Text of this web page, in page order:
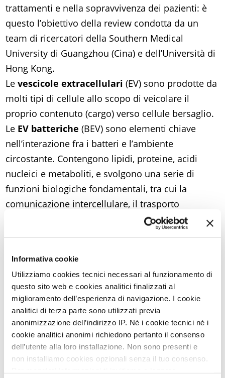
Informativa cookie
Utilizziamo cookies tecnici necessari al funzionamento di
questo sito web e cookies analitici finalizzati al
miglioramento dell’esperienza di navigazione. I cookie
analitici di terza parte sono utilizzati previa
anonimizzazione dell’indirizzo IP. Né i cookie tecnici né i
cookie analitici anonimi richiedono pertanto il consenso
dell’utente alla loro installazione. Non sono presenti e
non installiamo cookies opzionali senza il tuo consenso.
trattamenti e nella sopravvivenza dei pazienti: è
questo l’obiettivo della review condotta da un
team di ricercatori della Southern Medical
University di Guangzhou (Cina) e dell’Università di
Hong Kong.
Levescicole extracellulari (EV) sono prodotte da
molti tipi di cellule allo scopo di veicolare il
proprio contenuto (cargo) verso cellule bersaglio.
Le EV batteriche (BEV) sono elementi chiave
nell’interazione fra i batteri e l’ambiente
circostante. Contengono lipidi, proteine, acidi
nucleici e metaboliti, e svolgono una serie di
funzioni biologiche fondamentali, tra cui la
comunicazione intercellulare, il trasporto
molecolare e la modulazione della risposta
dell’ospite. Ricoprono inoltre un ruolo cruciale
facilitando l’adesione, l’invasione e la persistenza
dei batteri nell’ospite. Inoltre, si è recentemente
scoperto che le BEV sono implicate nella genesi e
nell’evoluzione di patologie come il cancro.
L’articolo dei ricercatori cinesi:
- illustra brevementele caratteristiche delle
BEV, con particolare attenzione a quelle che le